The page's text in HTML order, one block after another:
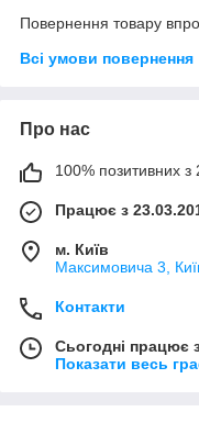
Повернення товару
Всі умови повернення
Про нас
100% позитивних з
Працює з
м. Київ
Максимовича 3,
Контакти
Сьогодні працює
Показати весь